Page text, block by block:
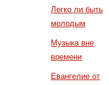
Легко ли быть
молодым
Музыка вне
времени
Евангелие от